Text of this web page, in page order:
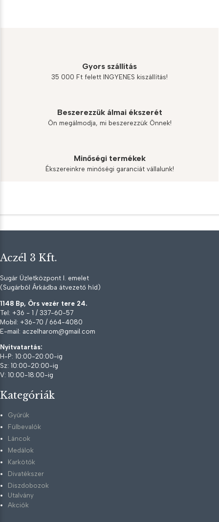
Gyors szállítás
35 000 Ft felett INGYENES kiszállítás!
Beszerezzük álmai ékszerét
Ön megálmodja, mi beszerezzük Önnek!
Minőségi termékek
Ékszereinkre minőségi garanciát vállalunk!
Aczél 3 Kft.
Sugár Üzletközpont I. emelet
(Sugárból Árkádba átvezető híd)
1148 Bp, Örs vezér tere 24.
Tel: +36 - 1 / 337-60-57
Mobil: +36-70 / 664-4080
E-mail: aczelharom@gmail.com
Nyitvatartás:
H-P: 10:00-20:00-ig
Sz: 10:00-20:00-ig
V: 10:00-18:00-ig
Kategóriák
Gyűrűk
Fülbevalók
Láncok
Medálok
Karkötők
Divatékszer
Diszdobozok
Utalvány
Akciók